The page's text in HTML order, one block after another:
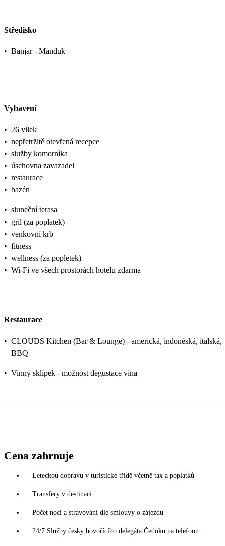
Středisko
• Banjar - Manduk
Vybavení
• 26 vilek
• nepřetržitě otevřená recepce
• služby komorníka
• úschovna zavazadel
• restaurace
• bazén
• sluneční terasa
• gril (za poplatek)
• venkovní krb
• fitness
• wellness (za popletek)
• Wi-Fi ve všech prostorách hotelu zdarma
Restaurace
• CLOUDS Kitchen (Bar & Lounge) - americká, indonéská, italská,
BBQ
• Vinný sklípek - možnost degustace vína
Cena zahrnuje
Leteckou dopravu v turistické třídě včetně tax a poplatků
Transfery v destinaci
Počet nocí a stravování dle smlouvy o zájezdu
24/7 Služby česky hovořícího delegáta Čedoku na telefonu